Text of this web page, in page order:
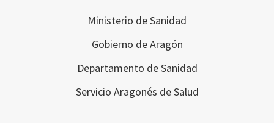
Ministerio de Sanidad
Gobierno de Aragón
Departamento de Sanidad
Servicio Aragonés de Salud